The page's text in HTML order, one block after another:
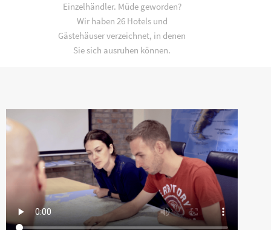
Einzelhändler. Müde geworden?
Wir haben 26 Hotels und
Gästehäuser verzeichnet, in denen
Sie sich ausruhen können.